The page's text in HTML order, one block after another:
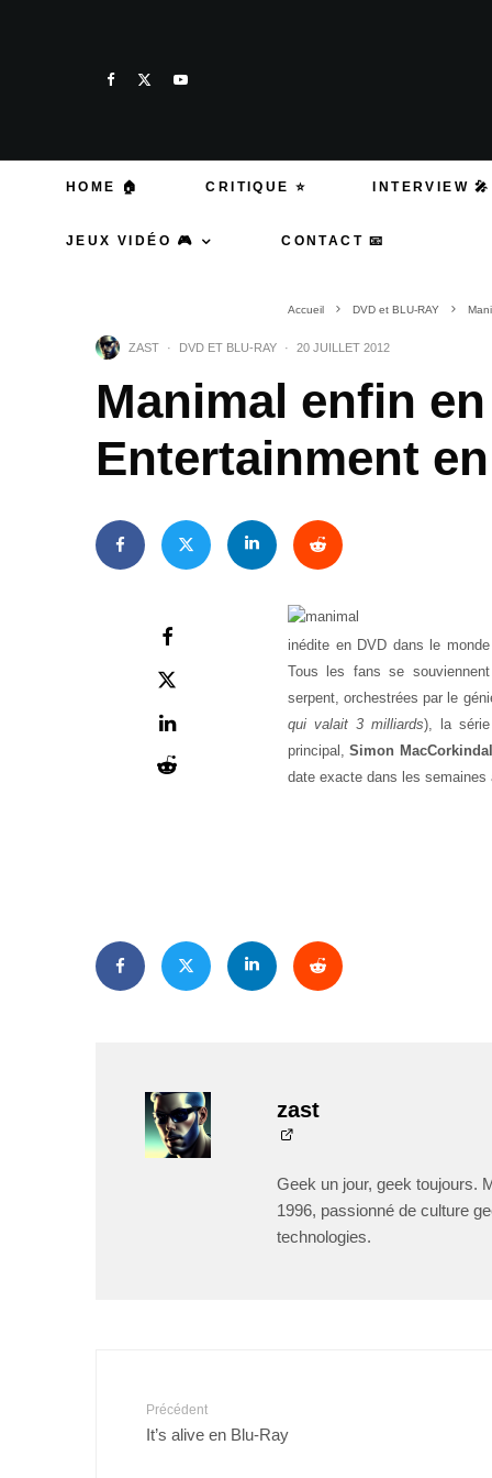
HOME 🏠 CRITIQUE ⭐ INTERVIEW 🎤
JEUX VIDÉO 🎮 CONTACT 📧
Accueil DVD et BLU-RAY
ZAST · DVD ET BLU-RAY · 20 JUILLET 2012
Manimal enfin
Entertainment
inédite en DVD dans le
Tous les fans se
serpent, orchestrées par le
qui valait 3 milliards), la série
principal,Simon
date exacte dans les
zast
Geek un jour, geek toujours.
1996, passionné de culture
technologies.
Précédent
It’s alive en Blu-Ray